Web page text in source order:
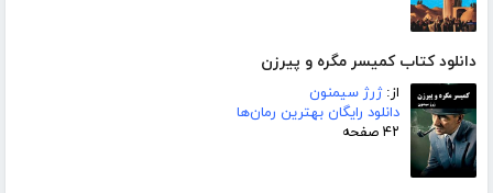
دانلود کتاب کمیسر مگره و پیرزن
از:ژرژ سیمنون
دانلود رایگان بهترین رمان‌ها
۴۲ صفحه